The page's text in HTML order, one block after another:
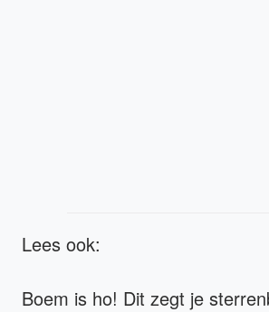
Lees ook:
Boem is ho! Dit zegt je